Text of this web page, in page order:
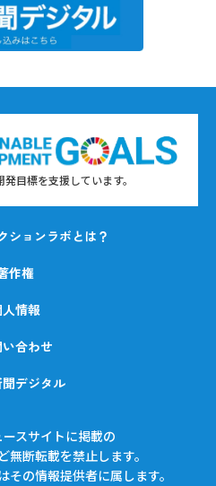
目標を支援しています。
ションラボとは？
作権
情報
合わせ
デジタル
スサイトに掲載の
断転載を禁止します。
の情報提供者に属します。